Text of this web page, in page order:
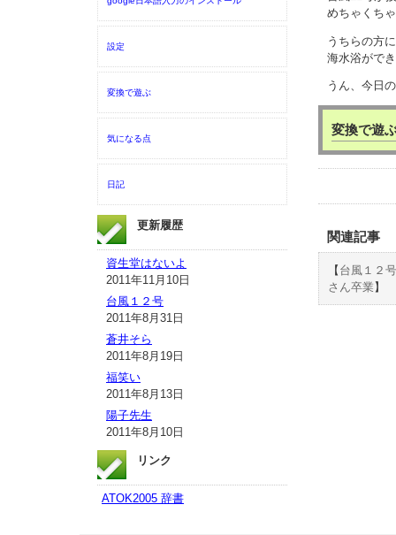
めちゃくち
うちらの方
海水浴がで
うん、今日
変換で遊
関連記事
【 台風１２号
さん卒業 】
設定
変換で遊ぶ
気になる点
日記
更新履歴
資生堂はないよ
2011年11月10日
台風１２号
2011年8月31日
蒼井そら
2011年8月19日
福笑い
2011年8月13日
陽子先生
2011年8月10日
リンク
ATOK2005 辞書